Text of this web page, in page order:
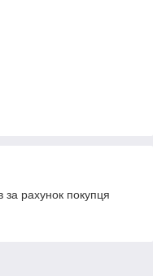
рахунок покупця